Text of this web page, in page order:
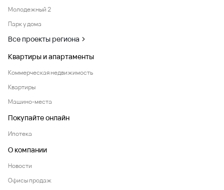
Молодежный 2
Парк у дома
Все проекты региона
Квартиры и апартаменты
Коммерческая недвижимость
Квартиры
Машино-места
Покупайте онлайн
Ипотека
О компании
Новости
Офисы продаж